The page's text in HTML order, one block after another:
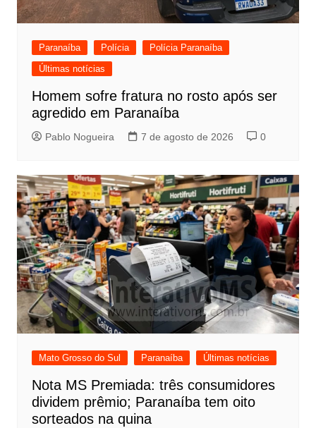
Paranaíba Polícia
Polícia Paranaíba
Últimas notícias
Homem sofre fratura no rosto após ser
agredido em Paranaíba
Pablo Nogueira 7 de agosto de 2026 0
Mato Grosso do Sul Paranaíba Últimas notícias
Nota MS Premiada: três consumidores
dividem prêmio; Paranaíba tem oito
sorteados na quina